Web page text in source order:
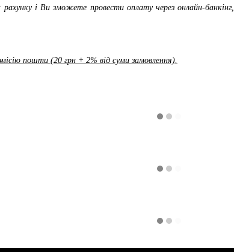
і Ви зможете провести оплату через онлайн-банкінг,
пошти (20 грн + 2% від суми замовлення).